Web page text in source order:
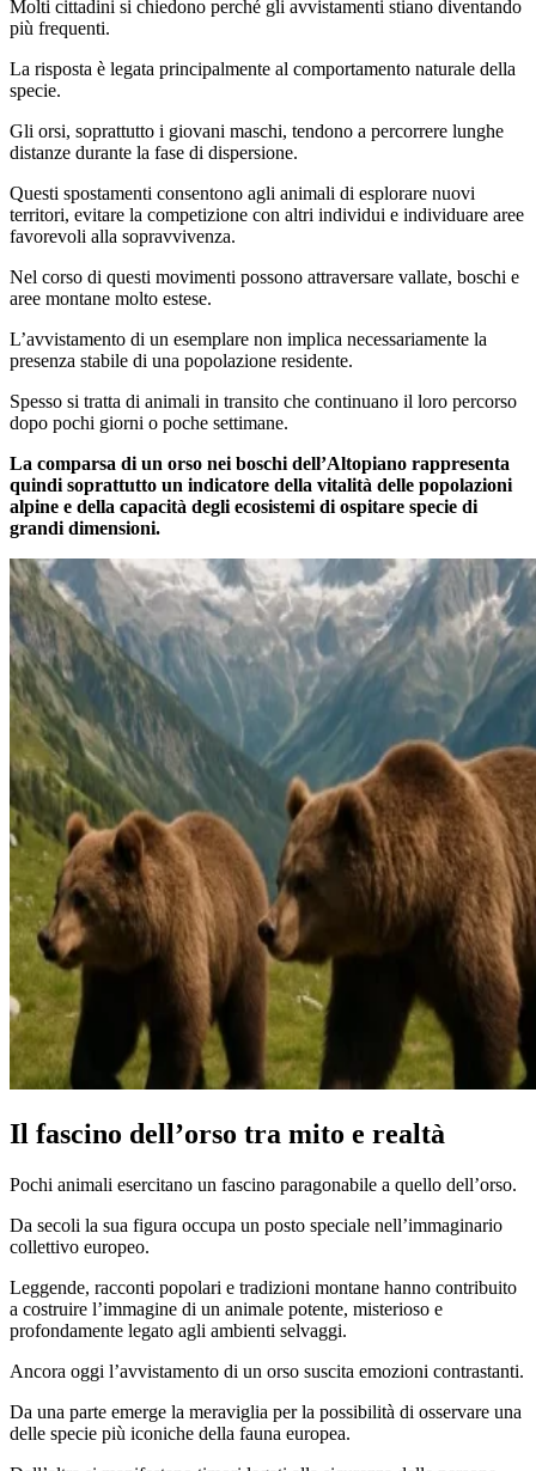
Molti cittadini si chiedono perché gli avvistamenti stiano diventando
più frequenti.
La risposta è legata principalmente al comportamento naturale della
specie.
Gli orsi, soprattutto i giovani maschi, tendono a percorrere lunghe
distanze durante la fase di dispersione.
Questi spostamenti consentono agli animali di esplorare nuovi
territori, evitare la competizione con altri individui e individuare aree
favorevoli alla sopravvivenza.
Nel corso di questi movimenti possono attraversare vallate, boschi e
aree montane molto estese.
L’avvistamento di un esemplare non implica necessariamente la
presenza stabile di una popolazione residente.
Spesso si tratta di animali in transito che continuano il loro percorso
dopo pochi giorni o poche settimane.
La comparsa di un orso nei boschi dell’Altopiano rappresenta
quindi soprattutto un indicatore della vitalità delle popolazioni
alpine e della capacità degli ecosistemi di ospitare specie di
grandi dimensioni.
Il fascino dell’orso tra mito e realtà
Pochi animali esercitano un fascino paragonabile a quello dell’orso.
Da secoli la sua figura occupa un posto speciale nell’immaginario
collettivo europeo.
Leggende, racconti popolari e tradizioni montane hanno contribuito
a costruire l’immagine di un animale potente, misterioso e
profondamente legato agli ambienti selvaggi.
Ancora oggi l’avvistamento di un orso suscita emozioni contrastanti.
Da una parte emerge la meraviglia per la possibilità di osservare una
delle specie più iconiche della fauna europea.